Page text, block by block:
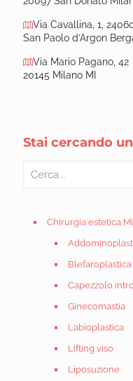
Via Cavallina, 1,
San Paolo d’Argon
Via Mario Pagano, 42
20145 Milano MI
Stai cercando
Chirurgia estetica
Blefaroplastica
Capezzolo
Ginecomastia
Labioplastica
Lifting viso
Liposuzione